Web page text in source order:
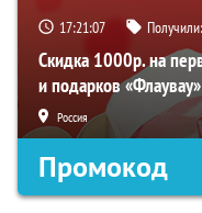
17:21:06 Получили:
Скидка 1000р. на
и подарков «Флаувау»
Россия
Промокод